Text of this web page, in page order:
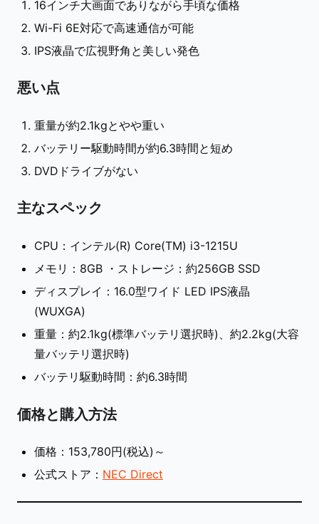
16インチ大画面でありながら手頃な価格
Wi-Fi 6E対応で高速通信が可能
IPS液晶で広視野角と美しい発色
悪い点
重量が約2.1kgとやや重い
バッテリー駆動時間が約6.3時間と短め
DVDドライブがない
主なスペック
CPU：インテル(R) Core(TM) i3-1215U
メモリ：8GB ・ストレージ：約256GB SSD
ディスプレイ：16.0型ワイド LED IPS液晶
(WUXGA)
重量：約2.1kg(標準バッテリ選択時)、約2.2kg(大容
量バッテリ選択時)
バッテリ駆動時間：約6.3時間
価格と購入方法
価格：153,780円(税込)～
公式ストア： NEC Direct